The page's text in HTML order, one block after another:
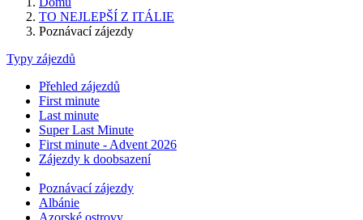
TO NEJLEPŠÍ Z ITÁLIE
Poznávací zájezdy
Typy zájezdů
Přehled zájezdů
First minute
Last minute
Super Last Minute
First minute - Advent 2026
Zájezdy k doobsazení
Poznávací zájezdy
Albánie
Azorské ostrovy